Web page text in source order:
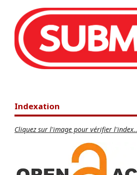
Indexation
Cliquez sur l'image pour vérifier l'index..